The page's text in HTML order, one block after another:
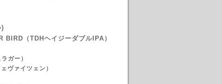
)
BIRD （TDHヘイジーダブルIPA）
ガー）
ァイツェン）